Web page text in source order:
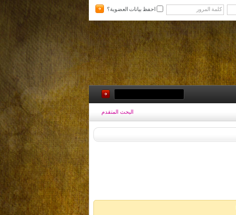
احفظ بيانات العضوية؟
البحث المتقدم